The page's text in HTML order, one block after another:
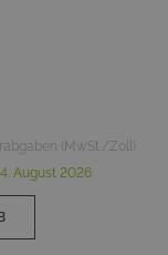
(MwSt./Zoll)
August 2026